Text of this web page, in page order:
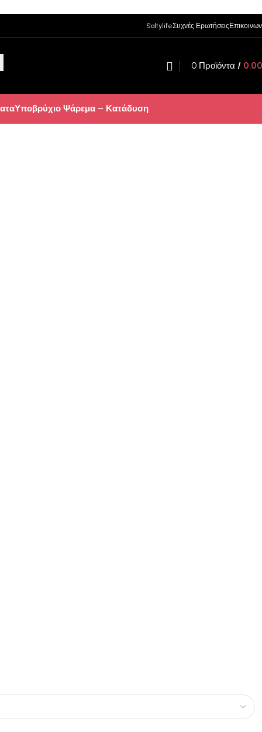
SaltylifeΣυχνές Ερωτήσεις
0 Προϊόντα / 0.00
Υποβρύχιο Ψάρεμα – Κατάδυση